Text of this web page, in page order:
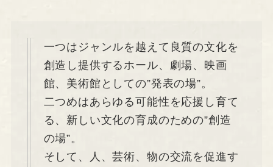
一つはジャンルを越えて良質の文化を
創造し提供するホール、劇場、映画
館、美術館としての”発表の場”。
二つめはあらゆる可能性を応援し育て
る、新しい文化の育成のための”創造
の場”。
そして、人、芸術、物の交流を促進す